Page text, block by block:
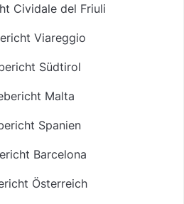
Cividale del Friuli
Viareggio
Südtirol
Malta
Spanien
Barcelona
Österreich